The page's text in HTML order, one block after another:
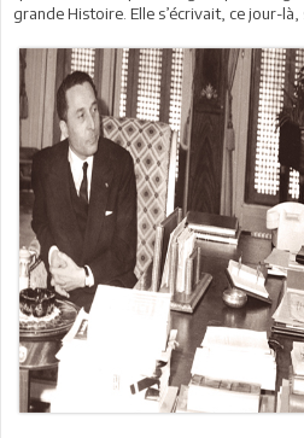
grande Histoire. Elle s’écrivait, ce jour-là,